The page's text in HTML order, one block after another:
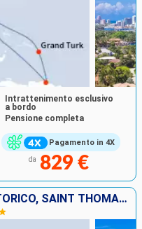
Pagamento in 4X
Intrattenimento esclusivo
a bordo
Pensione completa
da 829 €
ISOLE TURKS E CAICOS, PORTORICO, SAINT THOMAS, BAHAMAS, STATI UNITI